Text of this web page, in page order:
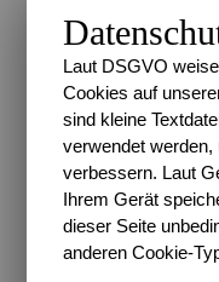
…bevor sie dann
Schatzsuche
wie sie sich von
mal mit Gebrüll,
dann in
stürmen mit
das prall mit
Laut DSGVO
Cookies auf
sind kleine
verwendet
verbessern. Laut
Ihrem Gerät
dieser Seite
anderen Cookie-